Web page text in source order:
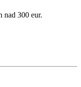
nad 300 eur.